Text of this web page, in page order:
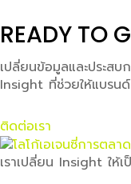
READY TO
เปลี่ยนข้อมูลและประส
Insight ที่ช่วยให้แบรน
ติดต่อเรา
เราเปลี่ยน Insight ให้